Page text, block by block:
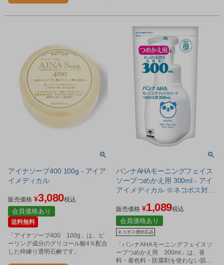
アイナソープ400 100g - アイア
イメディカル
販売価格 ¥3,080税込
会員価格あり
送料無料
「アイナソープ400 100g」は、ピ
ーリング成分のグリコール酸4％配合
した枠練り透明石鹸です。
パンナAHAモーニングフェイス
ソープつめかえ用 300ml - アイ
アイメディカル ※ネコポス対応
販売価格 ¥1,089税込
会員価格あり
ネコポス便対応品
「パンナAHAモーニングフェイスソ
ープつめかえ用 300ml」は、香
料・着色料・防腐剤を使わない肌に